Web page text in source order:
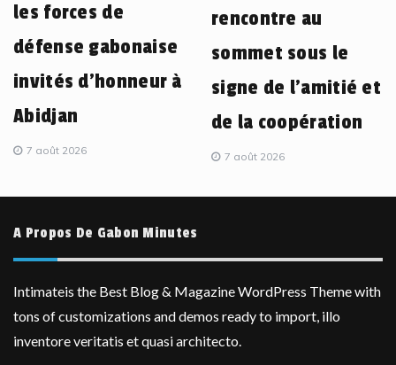
les forces de
défense gabonaise
invités d’honneur à
Abidjan
7 août 2026
rencontre au
sommet sous le
signe de l’amitié et
de la coopération
7 août 2026
A Propos De Gabon Minutes
Intimateis the Best Blog & Magazine WordPress Theme with
tons of customizations and demos ready to import, illo
inventore veritatis et quasi architecto.